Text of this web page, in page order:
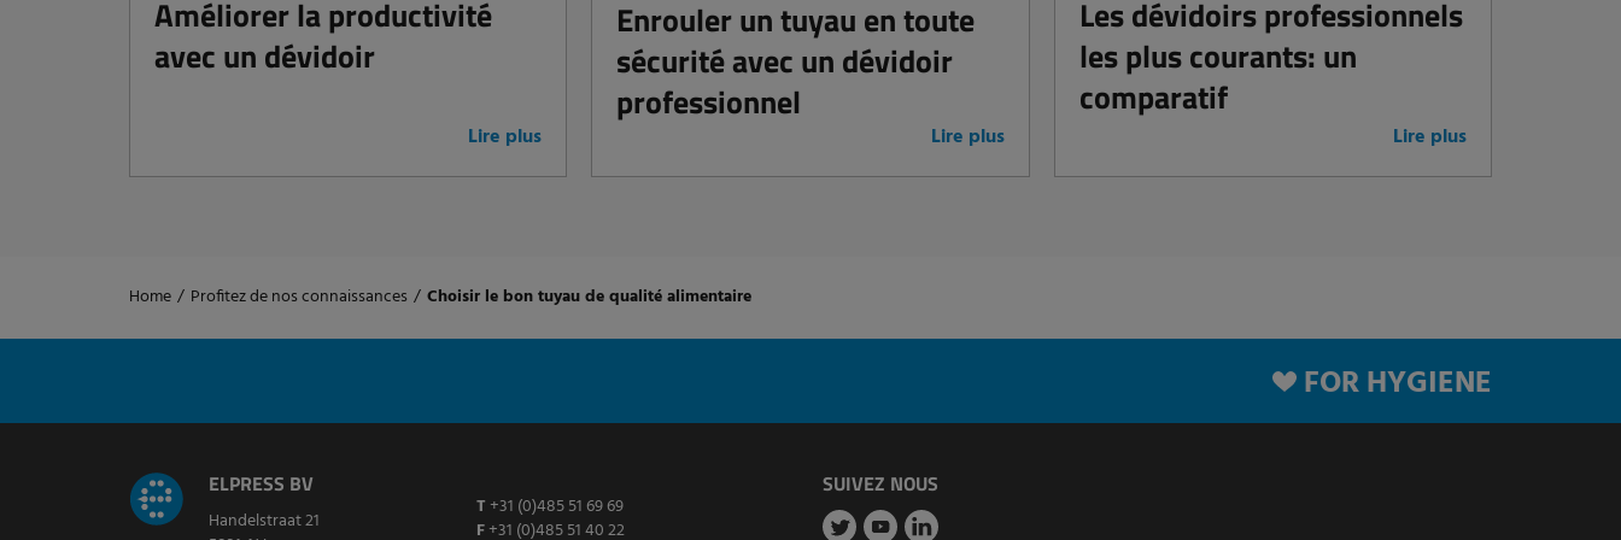
Améliorer la productivité
avec un dévidoir
Lire plus
Enrouler un tuyau en toute
sécurité avec un dévidoir
professionnel
Lire plus
Les dévidoirs professionnels
les plus courants: un
comparatif
Lire plus
Home / Profitez de nos connaissances / Choisir le bon tuyau de qualité alimentaire
FOR HYGIENE
ELPRESS BV
Handelstraat 21
T +31 (0)485 51 69 69
F+31 (0)485 51 40 22
SUIVEZ NOUS